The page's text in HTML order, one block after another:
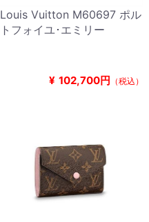
Louis Vuitton M60697 ポル
トフォイユ･エミリー
¥ 102,700円 （税込）